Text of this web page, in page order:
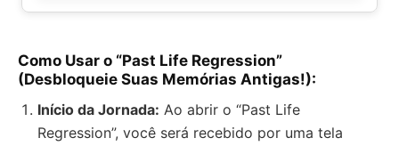
Como Usar o “Past Life Regression”
(Desbloqueie Suas Memórias Antigas!):
Início da Jornada: Ao abrir o “Past Life
Regression”, você será recebido por uma tela